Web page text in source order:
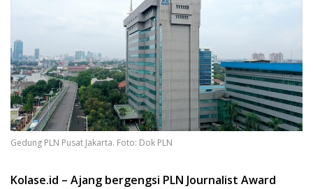
Gedung PLN Pusat Jakarta. Foto: Dok PLN
Kolase.id – Ajang bergengsi PLN Journalist Award